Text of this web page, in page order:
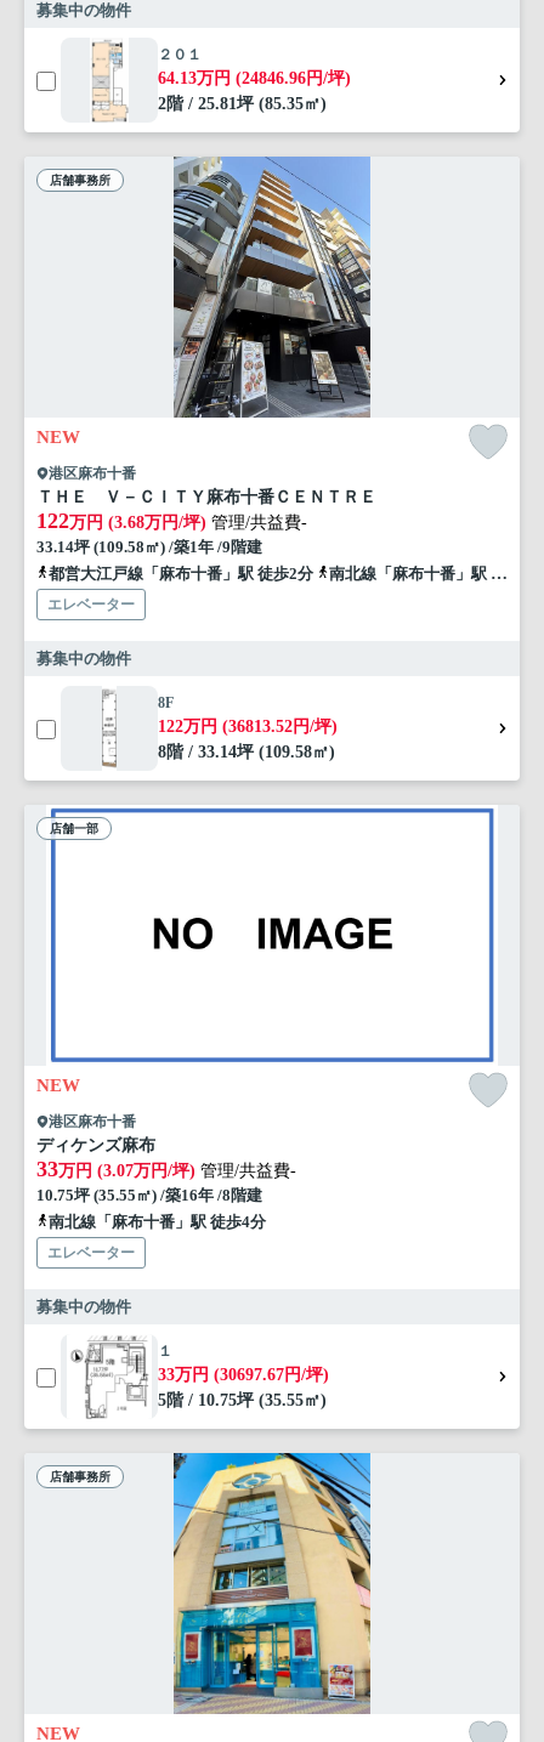
募集中の物件
２０１
64.13万円 (24846.96円/坪)
2階 / 25.81坪 (85.35㎡)
店舗事務所
NEW
港区麻布十番
ＴＨＥ Ｖ－ＣＩＴＹ麻布十番ＣＥＮＴＲＥ
122万円 (3.68万円/坪) 管理/共益費-
33.14坪 (109.58㎡) /築1年 /9階建
都営大江戸線「麻布十番」駅 徒歩2分
南北線「麻布十番」駅 徒歩4分
エレベーター
募集中の物件
8F
122万円 (36813.52円/坪)
8階 / 33.14坪 (109.58㎡)
店舗一部
NEW
港区麻布十番
ディケンズ麻布
33万円 (3.07万円/坪) 管理/共益費-
10.75坪 (35.55㎡) /築16年 /8階建
南北線「麻布十番」駅 徒歩4分
エレベーター
募集中の物件
１
33万円 (30697.67円/坪)
5階 / 10.75坪 (35.55㎡)
店舗事務所
NEW